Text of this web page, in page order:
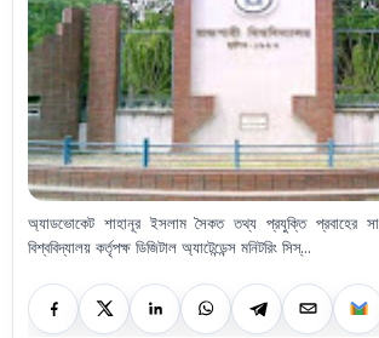
অ্যাডভোকেট শাহানূর ইসলাম সৈকত তথ্য প্রযুক্তি প্রবাহের সাথে তাল মিলিয়ে রাজশাহী
বিশ্ববিদ্যালয় কর্তৃপক্ষ ডিজিটাল অ্যাটেন্ডেন্স মনিটরিং সিস্...